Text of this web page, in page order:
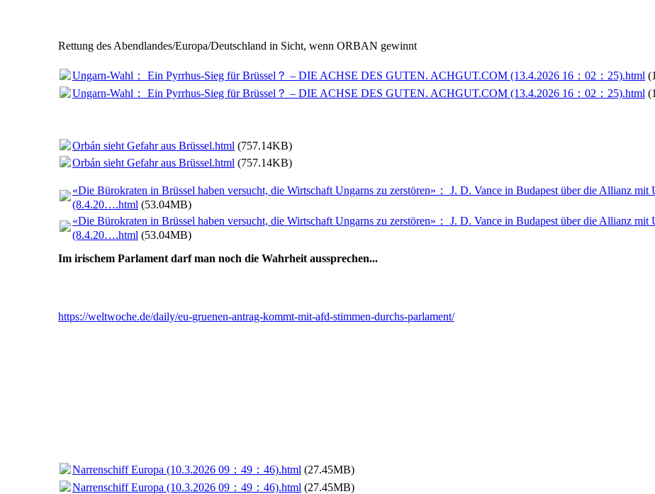
Rettung des Abendlandes/Europa/Deutschland in Sicht, wenn ORBAN gewinnt
Ungarn-Wahl： Ein Pyrrhus-Sieg für Brüssel？ – DIE ACHSE DES GUTEN. ACHGUT.COM (13.4.2026 16：02：25).html
Ungarn-Wahl： Ein Pyrrhus-Sieg für Brüssel？ – DIE ACHSE DES GUTEN. ACHGUT.COM (13.4.2026 16：02：25).html
Orbán sieht Gefahr aus Brüssel.html (757.14KB)
Orbán sieht Gefahr aus Brüssel.html (757.14KB)
«Die Bürokraten in Brüssel haben versucht, die Wirtschaft Ungarns zu zerstören»： J. D. Vance in Budapest über die Allianz
(8.4.20….html (53.04MB)
«Die Bürokraten in Brüssel haben versucht, die Wirtschaft Ungarns zu zerstören»： J. D. Vance in Budapest über die Allianz
(8.4.20….html (53.04MB)
Im irischem Parlament darf man noch die Wahrheit aussprechen...
https://weltwoche.de/daily/eu-gruenen-antrag-kommt-mit-afd-stimmen-durchs-parlament/
Narrenschiff Europa (10.3.2026 09：49：46).html (27.45MB)
Narrenschiff Europa (10.3.2026 09：49：46).html (27.45MB)